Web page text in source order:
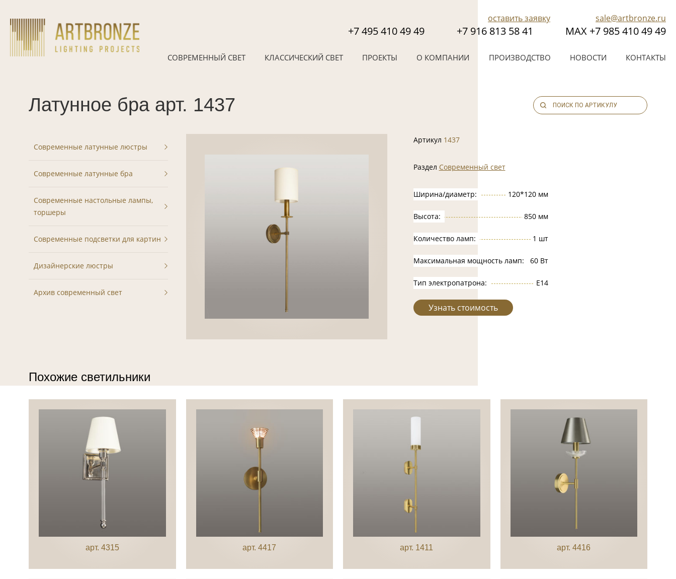
content
оставить заявку sale@artbronze.ru
+7 495 410 49 49 +7 916 813 58 41 МАХ +7 985 410 49 49
СОВРЕМЕННЫЙ СВЕТ КЛАССИЧЕСКИЙ СВЕТ ПРОЕКТЫ О КОМПАНИИ ПРОИЗВОДСТВО НОВОСТИ КОНТАКТЫ
Латунное бра арт. 1437
Современные латунные люстры
Современные латунные бра
Современные настольные лампы,
торшеры
Современные подсветки для картин
Дизайнерские люстры
Архив современный свет
Артикул 1437
Раздел Современный свет
Ширина/диаметр: 120*120 мм
Высота: 850 мм
Количество ламп: 1 шт
Максимальная мощность ламп: 60 Вт
Тип электропатрона: Е14
Узнать стоимость
Похожие светильники
арт. 4315 арт. 4417 арт. 1411 арт. 4416